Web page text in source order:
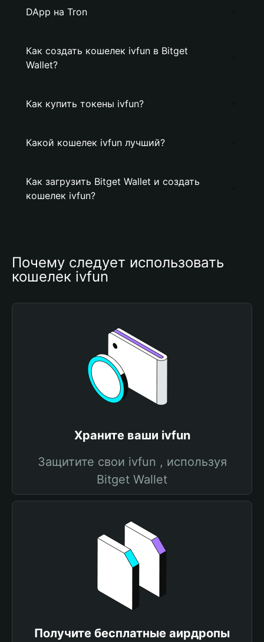
DApp на Tron
Как создать кошелек ivfun в Bitget
Wallet?
Как купить токены ivfun?
Какой кошелек ivfun лучший?
Как загрузить Bitget Wallet и создать
кошелек ivfun?
Почему следует использовать
кошелек ivfun
Храните ваши ivfun
Защитите свои ivfun , используя
Bitget Wallet
Получите бесплатные аирдропы